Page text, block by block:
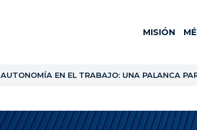
MISIÓN
AUTONOMÍA EN EL TRABAJO: UNA PALANCA